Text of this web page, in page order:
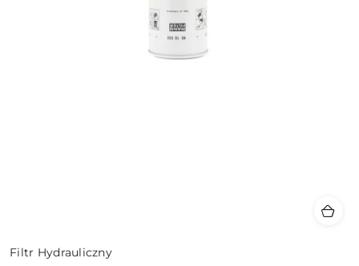
Filtr Hydrauliczny